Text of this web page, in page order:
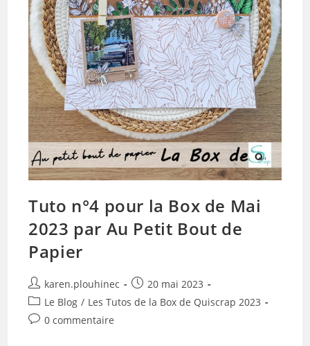
Tuto n°4 pour la Box de Mai
2023 par Au Petit Bout de
Papier
Auteur/autrice
de
la
publication :
karen.plouhinec
Publication
publiée :
20 mai 2023
Post
category:
Le Blog / Les Tutos de la Box de Quiscrap 2023
Commentaires
0 commentaire